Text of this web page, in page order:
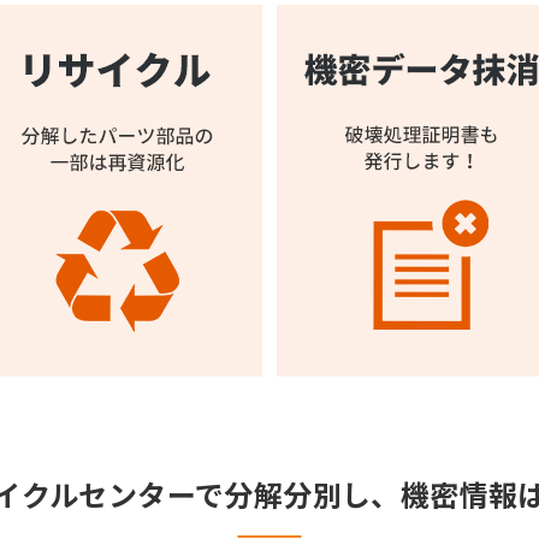
クルセンターで分解分別し、機密情報